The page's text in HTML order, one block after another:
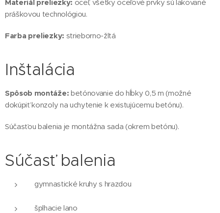
Materiál preliezky: oceľ, všetky oceľové prvky sú lakované
práškovou technológiou.
Farba preliezky: strieborno-žltá
Inštalácia
Spôsob montáže: betónovanie do hĺbky 0,5 m (možné
dokúpiť konzoly na uchytenie k existujúcemu betónu).
Súčasťou balenia je montážna sada (okrem betónu).
Súčasť balenia
gymnastické kruhy s hrazdou
šplhacie lano